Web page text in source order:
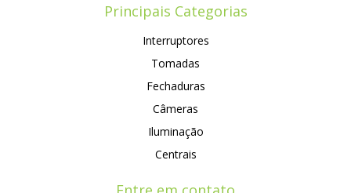
Principais Categorias
Interruptores
Tomadas
Fechaduras
Câmeras
Iluminação
Centrais